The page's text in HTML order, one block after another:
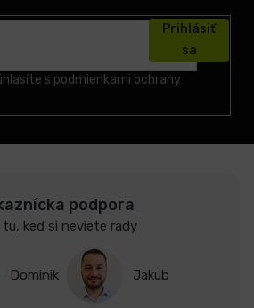
s podmienkami ochrany
Prihlásiť
sa
podpora
tu, keď si neviete rady
Dominik Jakub